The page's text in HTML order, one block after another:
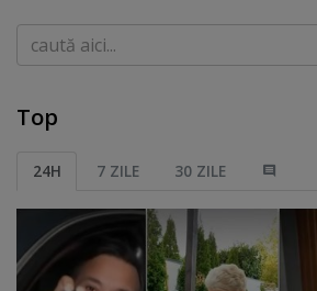
Caută
Top
24H 7 ZILE 30 ZILE